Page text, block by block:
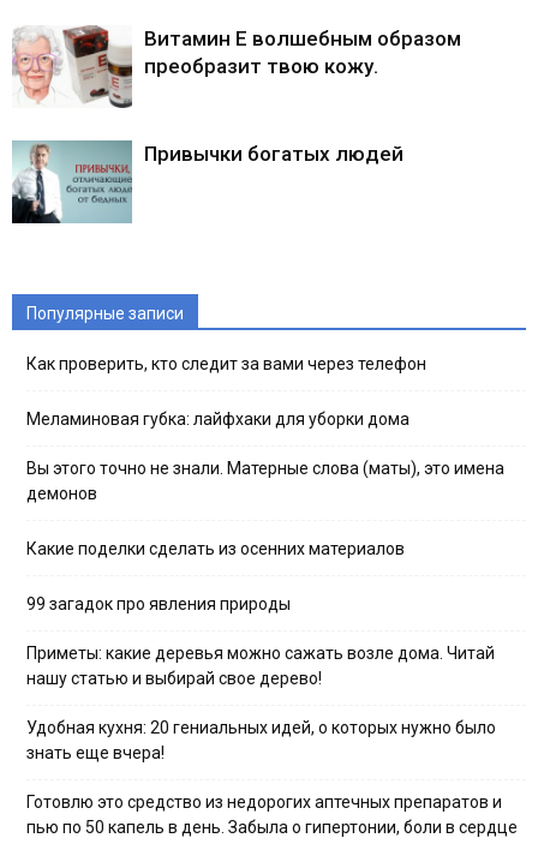
Витамин Е волшебным образом
преобразит твою кожу.
Привычки богатых людей
Популярные записи
Как проверить, кто следит за вами через телефон
Меламиновая губка: лайфхаки для уборки дома
Вы этого точно не знали. Матерные слова (маты), это имена
демонов
Какие поделки сделать из осенних материалов
99 загадок про явления природы
Приметы: какие деревья можно сажать возле дома. Читай
нашу статью и выбирай свое дерево!
Удобная кухня: 20 гениальных идей, о которых нужно было
знать еще вчера!
Готовлю это средство из недорогих аптечных препаратов и
пью по 50 капель в день. Забыла о гипертонии, боли в сердце